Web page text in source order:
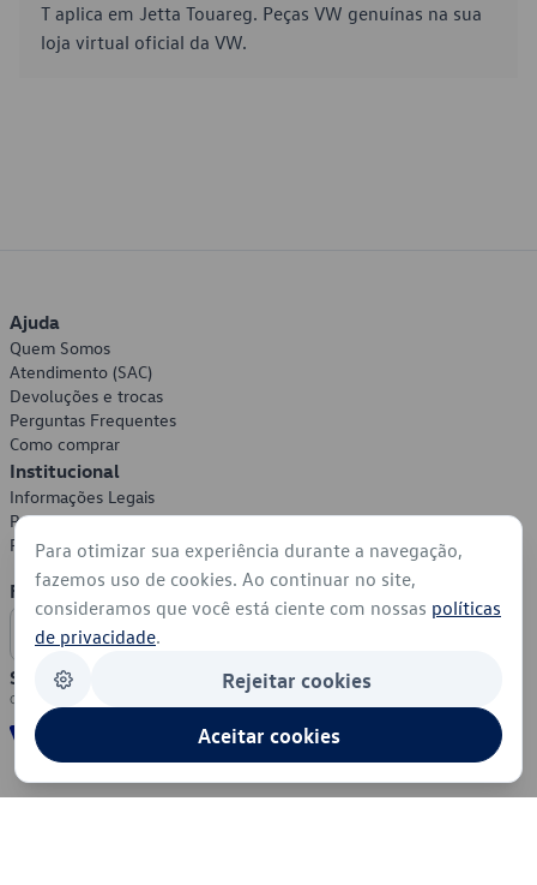
T aplica em Jetta Touareg. Peças VW genuínas na sua
loja virtual oficial da VW.
Ajuda
Quem Somos
Atendimento (SAC)
Devoluções e trocas
Perguntas Frequentes
Como comprar
Institucional
Informações Legais
Política de Privacidade
Política de Cookies
Formas de Pagamento
Segurança
Para otimizar sua experiência durante a navegação,
fazemos uso de cookies. Ao continuar no site,
consideramos que você está ciente com nossas políticas
de privacidade.
Rejeitar cookies
Aceitar cookies